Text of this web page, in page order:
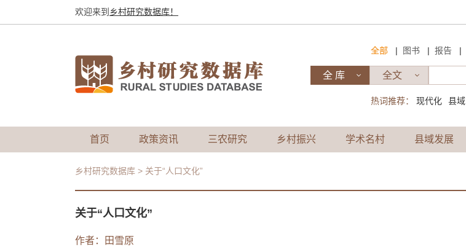
欢迎来到 乡村研究数据库！
全部 | 图书 | 报告 |
热词推荐： 现代化 县域
首页 政策资讯 三农研究 乡村振兴 学术名村 县域发展
乡村研究数据库 > 关于“人口文化”
关于“人口文化”
作者：田雪原